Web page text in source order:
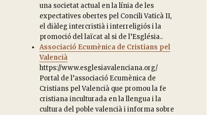
una societat actual en la línia de les
expectatives obertes pel Concili Vaticà II,
el diàleg intercristià i interreligiós i la
promoció del laïcat al si de l’Església..
Associació Ecumènica de Cristians pel
Valencià
https://www.esglesiavalenciana.org/
Portal de l’associació Ecumènica de
Cristians pel Valencià que promou la fe
cristiana inculturada en la llengua i la
cultura del poble valencià i informa sobre